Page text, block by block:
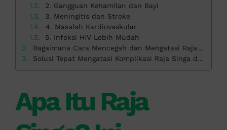
2. Gangguan Kehamilan dan Bayi
3. Meningitis dan Stroke
4. Masalah Kardiovaskular
5. Infeksi HIV Lebih Mudah
Bagaimana Cara Mencegah dan Mengatasi Raja Singa?
Solusi Tepat Mengatasi Komplikasi Raja Singa di Klinik Apollo
Apa Itu Raja